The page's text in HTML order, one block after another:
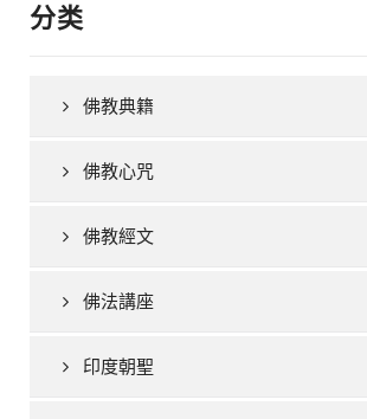
分类
佛教典籍
佛教心咒
佛教經文
佛法講座
印度朝聖